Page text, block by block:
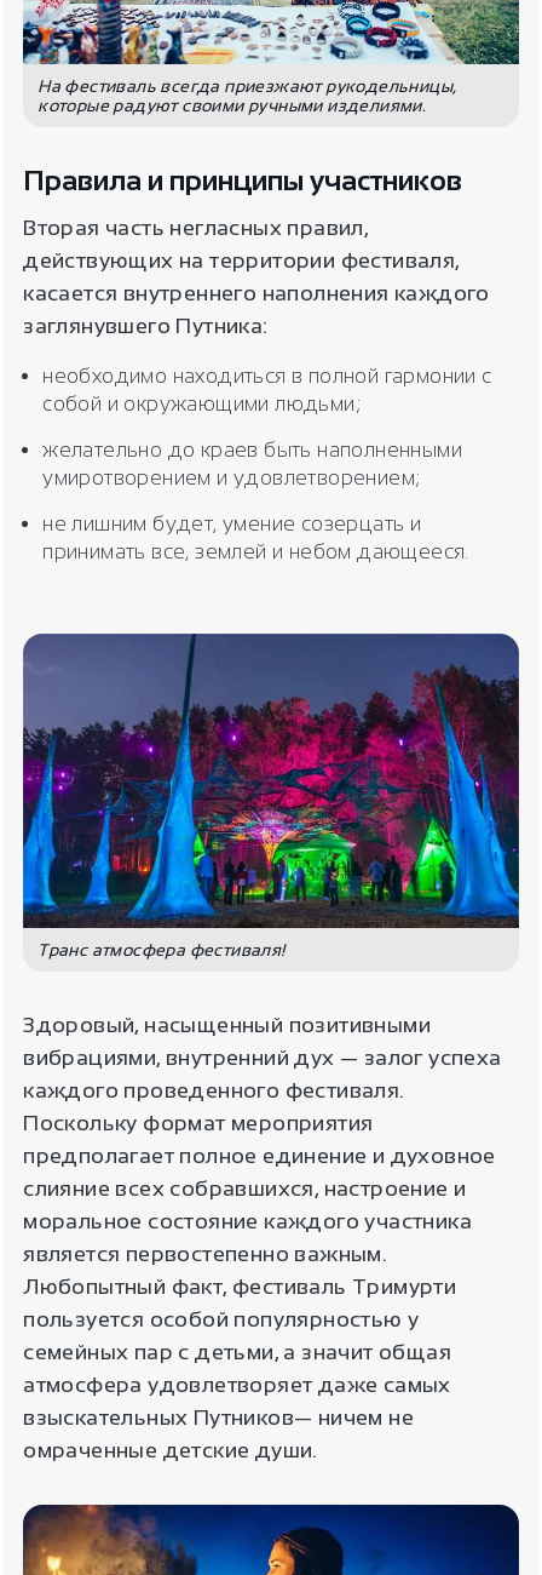
На фестиваль всегда приезжают рукодельницы,
которые радуют своими ручными изделиями.
Правила и принципы участников
Вторая часть негласных правил,
действующих на территории фестиваля,
касается внутреннего наполнения каждого
заглянувшего Путника:
необходимо находиться в полной гармонии с
собой и окружающими людьми;
желательно до краев быть наполненными
умиротворением и удовлетворением;
не лишним будет, умение созерцать и
принимать все, землей и небом дающееся.
Транс атмосфера фестиваля!
Здоровый, насыщенный позитивными
вибрациями, внутренний дух — залог успеха
каждого проведенного фестиваля.
Поскольку формат мероприятия
предполагает полное единение и духовное
слияние всех собравшихся, настроение и
моральное состояние каждого участника
является первостепенно важным.
Любопытный факт, фестиваль Тримурти
пользуется особой популярностью у
семейных пар с детьми, а значит общая
атмосфера удовлетворяет даже самых
взыскательных Путников— ничем не
омраченные детские души.